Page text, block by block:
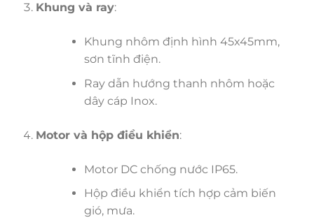
Khung và ray:
Khung nhôm định hình 45x45mm,
sơn tĩnh điện.
Ray dẫn hướng thanh nhôm hoặc
dây cáp Inox.
Motor và hộp điều khiển:
Motor DC chống nước IP65.
Hộp điều khiển tích hợp cảm biến
gió, mưa.